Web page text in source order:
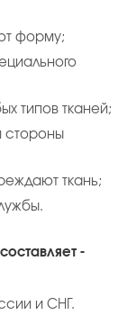
форму;
типов тканей;
стороны
ткань;
-
и СНГ.